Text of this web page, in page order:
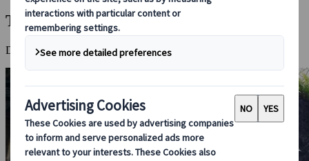
Takachiho
Der sagenumwobene "Spielplatz der Götter" mit mystischer Natur